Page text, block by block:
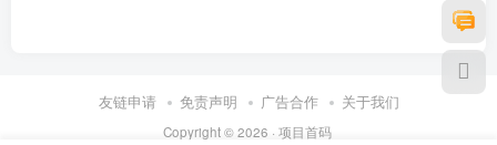
友链申请 免责声明 广告合作 关于我们
Copyright © 2026 · 项目首码